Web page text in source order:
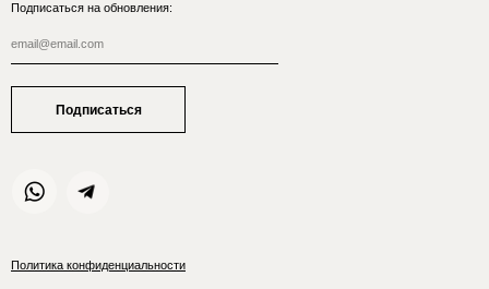
Политика конфиденциальности
Подписаться на обновления:
Подписаться